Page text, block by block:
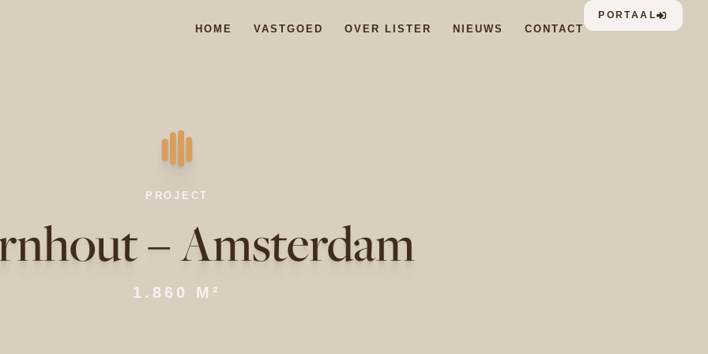
HOME VASTGOED OVER LISTER NIEUWS CONTACT
PORTAAL
PROJECT
– Amsterdam
1.860 M²